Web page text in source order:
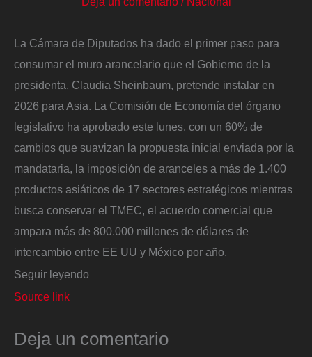
La Cámara de Diputados ha dado el primer paso para
consumar el muro arancelario que el Gobierno de la
presidenta, Claudia Sheinbaum, pretende instalar en
2026 para Asia. La Comisión de Economía del órgano
legislativo ha aprobado este lunes, con un 60% de
cambios que suavizan la propuesta inicial enviada por la
mandataria, la imposición de aranceles a más de 1.400
productos asiáticos de 17 sectores estratégicos mientras
busca conservar el TMEC, el acuerdo comercial que
ampara más de 800.000 millones de dólares de
intercambio entre EE UU y México por año.
Seguir leyendo
Source link
Deja un comentario